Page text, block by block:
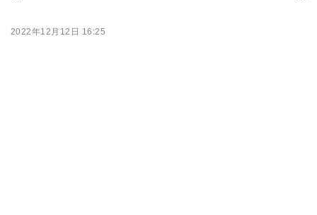
2022年12月12日 16:25